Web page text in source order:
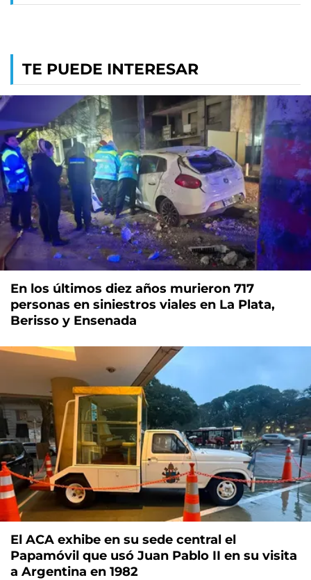
TE PUEDE INTERESAR
En los últimos diez años murieron 717
personas en siniestros viales en La Plata,
Berisso y Ensenada
El ACA exhibe en su sede central el
Papamóvil que usó Juan Pablo II en su visita
a Argentina en 1982